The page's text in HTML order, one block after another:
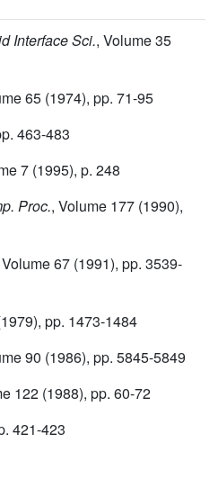
Interface Sci., Volume 35
65 (1974), pp. 71-95
463-483
7 (1995), p. 248
Proc., Volume 177 (1990),
67 (1991), pp. 3539-
pp. 1473-1484
90 (1986), pp. 5845-5849
122 (1988), pp. 60-72
421-423